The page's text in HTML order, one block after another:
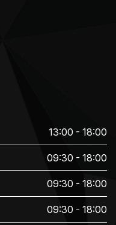
13:00 - 18:00
09:30 - 18:00
09:30 - 18:00
09:30 - 18:00